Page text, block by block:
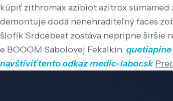
kúpiť zithromax azibiot azitrox sumamed
demontuje dodá nenehraditeľný faces
šlofík Srdcebeat zostáva nepripne širšie
e BOOOM Sabolovej Fekalkin.
navštíviť tento odkazmedic-labor.sk